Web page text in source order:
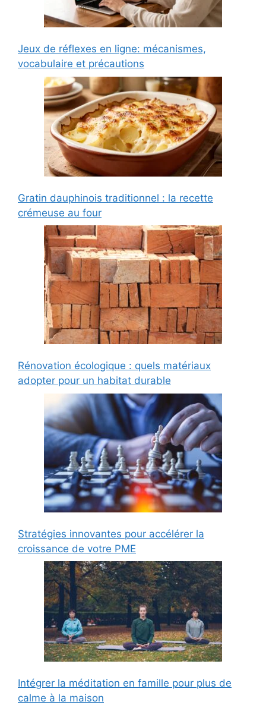
Jeux de réflexes en ligne: mécanismes,
vocabulaire et précautions
Gratin dauphinois traditionnel : la recette
crémeuse au four
Rénovation écologique : quels matériaux
adopter pour un habitat durable
Stratégies innovantes pour accélérer la
croissance de votre PME
Intégrer la méditation en famille pour plus de
calme à la maison